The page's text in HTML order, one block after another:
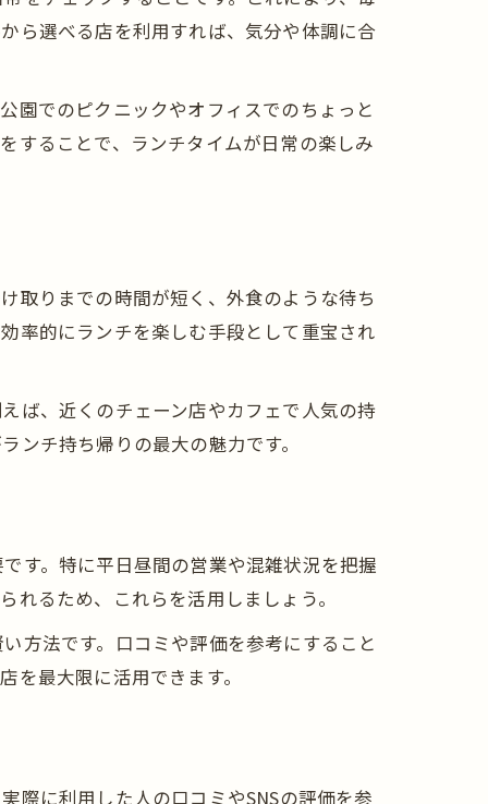
ら選べる店を利用すれば、気分や体調に合
園でのピクニックやオフィスでのちょっと
することで、ランチタイムが日常の楽しみ
取りまでの時間が短く、外食のような待ち
率的にランチを楽しむ手段として重宝され
ば、近くのチェーン店やカフェで人気の持
ンチ持ち帰りの最大の魅力です。
す。特に平日昼間の営業や混雑状況を把握
るため、これらを活用しましょう。
方法です。口コミや評価を参考にすること
最大限に活用できます。
際に利用した人の口コミやSNSの評価を参